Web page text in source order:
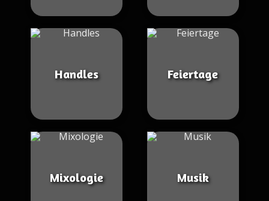
Handles Feiertage
Mixologie Musik